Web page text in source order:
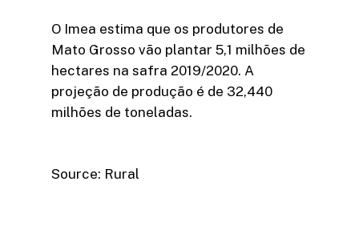
O Imea estima que os produtores de
Mato Grosso vão plantar 5,1 milhões de
hectares na safra 2019/2020. A
projeção de produção é de 32,440
milhões de toneladas.
Source: Rural